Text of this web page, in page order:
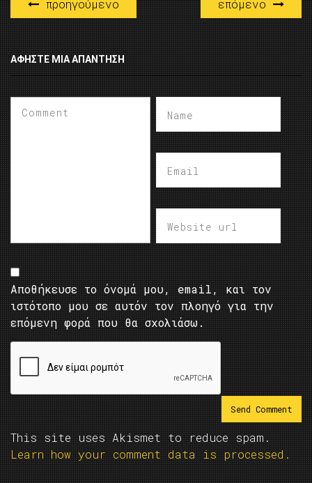
προηγούμενο επόμενο
ΑΦΉΣΤΕ ΜΙΑ ΑΠΆΝΤΗΣΗ
Αποθήκευσε το όνομά μου, email, και τον
ιστότοπο μου σε αυτόν τον πλοηγό για την
επόμενη φορά που θα σχολιάσω.
This site uses Akismet to reduce spam.
Learn how your comment data is processed.